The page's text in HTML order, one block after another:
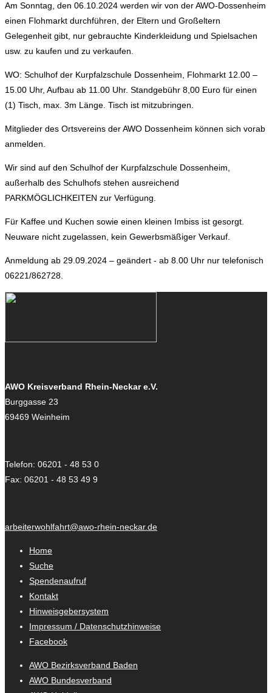
Am Sonntag, den 06.10.2024 werden wir von der AWO-Dossenheim
einen Flohmarkt durchführen, der Eltern und Großeltern
Gelegenheit gibt, nur gebrauchte Kinderkleidung und Spielsachen
usw. zu kaufen und zu verkaufen.
WO: Schulhof der Kurpfalzschule Dossenheim, Flohmarkt 12.00 –
15.00 Uhr, Aufbau ab 11.00 Uhr. Standgebühr 8,00 Euro für einen
(1) Tisch, max. 3m Länge. Tisch ist mitzubringen.
Mitglieder des Ortsvereins der AWO Dossenheim können sich vorab
anmelden.
Wir sind auf den Schulhof der Kurpfalzschule Dossenheim,
außerhalb des Schulhofs stehen ausreichend
PARKMÖGLICHKEITEN zur Verfügung.
Für Kaffee und Kuchen sowie einen kleinen Imbiss ist gesorgt.
Neuware nicht zugelassen, kein Gewerbsmäßiger Verkauf.
Anmeldung ab 29.09.2024 – geändert - ab 8.00 Uhr nur telefonisch
06221/862728.
AWO Kreisverband Rhein-Neckar e.V.
Burggasse 23
69469 Weinheim
Telefon: 06201 - 48 53 0
Fax: 06201 - 48 53 49 9
arbeiterwohlfahrt@awo-rhein-neckar.de
Home
Suche
Spendenaufruf
Kontakt
Hinweisgebersystem
Impressum / Datenschutzhinweise
Facebook
AWO Bezirksverband Baden
AWO Bundesverband